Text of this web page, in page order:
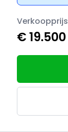
Verkoopprijs
€ 19.500